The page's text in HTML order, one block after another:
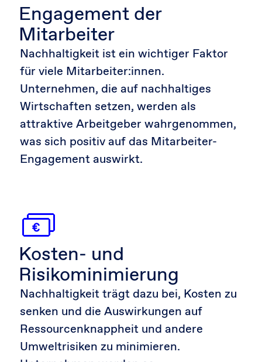
Engagement der
Mitarbeiter­
Nachhaltigkeit ist ein wichtiger Faktor
für viele Mitarbeiter:innen.
Unternehmen, die auf nachhaltiges
Wirtschaften setzen, werden als
attraktive Arbeitgeber wahrgenommen,
was sich positiv auf das Mitarbeiter-
Engagement auswirkt.
Kosten- und
Risikominimierung
Nachhaltigkeit trägt dazu bei, Kosten zu
senken und die Auswirkungen auf
Ressourcenknappheit und andere
Umweltrisiken zu minimieren.